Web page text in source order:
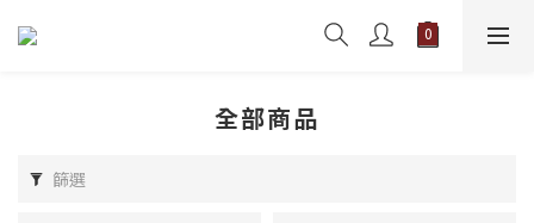
全部商品
篩選